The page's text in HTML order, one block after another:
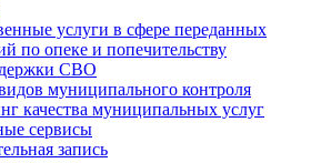
услуги в сфере переданных
по опеке и попечительству
СВО
муниципального контроля
качества муниципальных услуг
сервисы
запись